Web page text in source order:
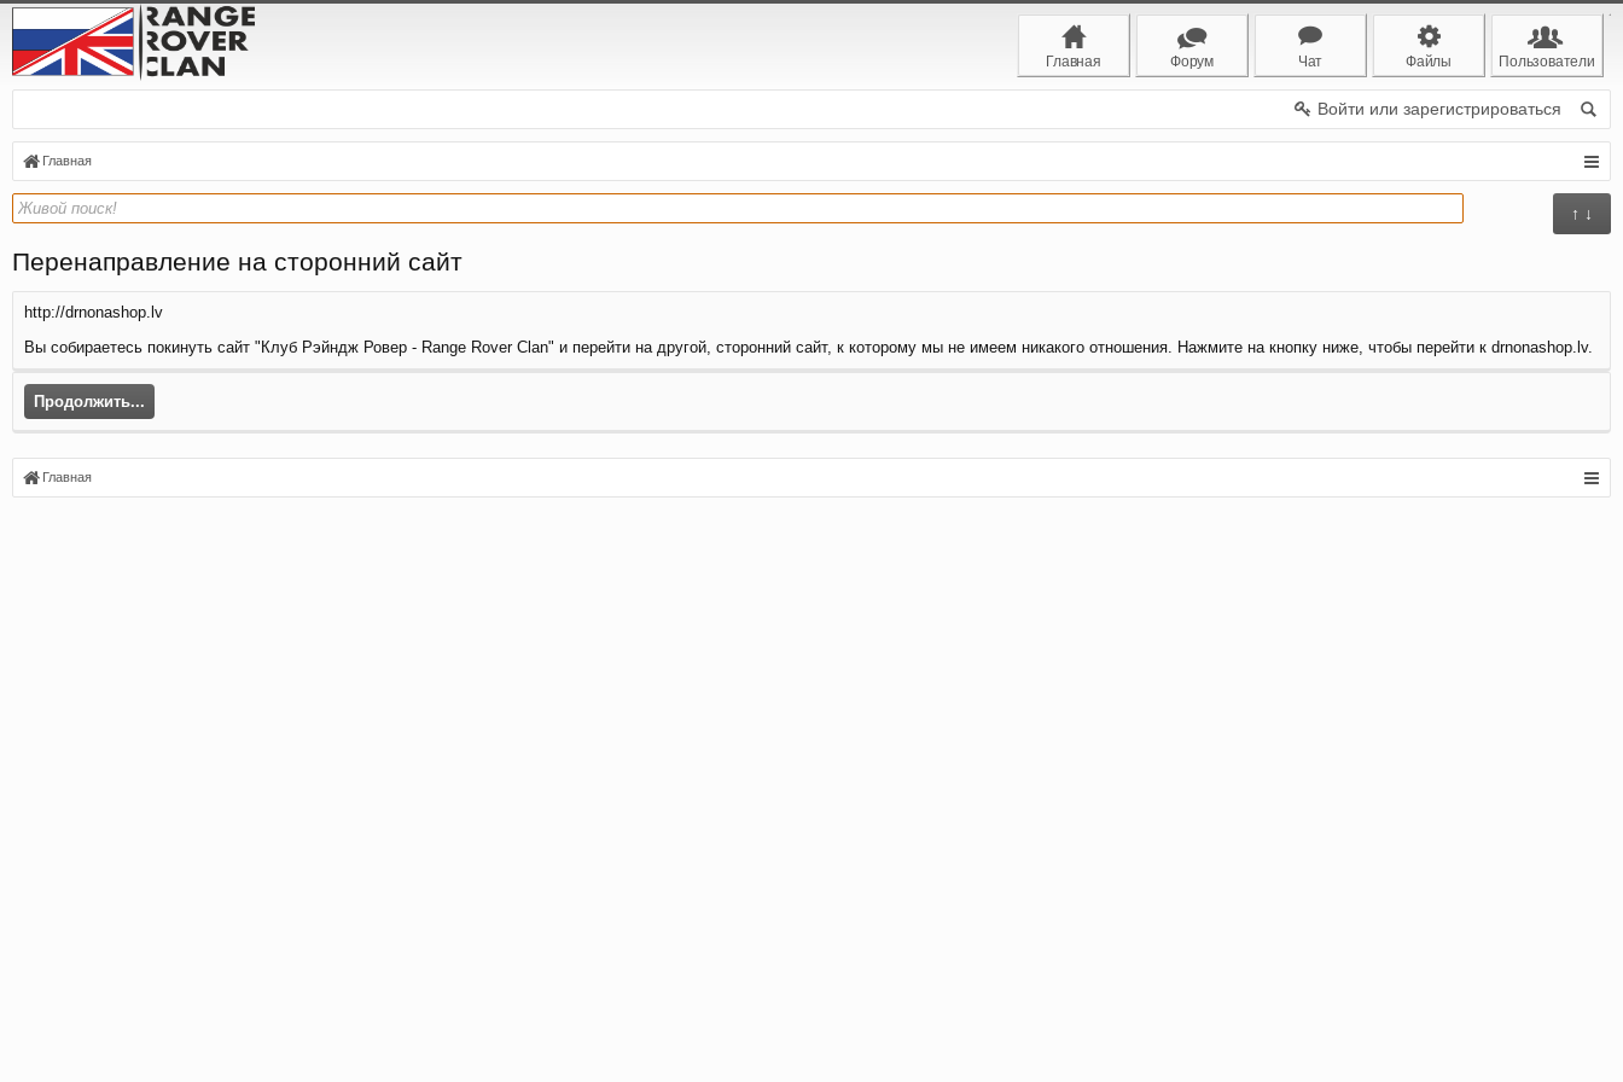
Главная Форум Чат Файлы Пользователи
Войти или зарегистрироваться
Главная
↑ ↓
Перенаправление на сторонний сайт
http://drnonashop.lv
Вы собираетесь покинуть сайт "Клуб Рэйндж Ровер - Range Rover Clan" и перейти на другой, сторонний сайт, к которому мы не имеем никакого отношения. Нажмите на кнопку ниже, чтобы перейти к drnonashop.lv.
Продолжить...
Главная